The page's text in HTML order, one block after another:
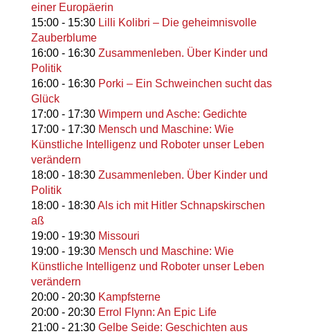
einer Europäerin
15:00- 15:30 Lilli Kolibri – Die geheimnisvolle
Zauberblume
16:00- 16:30 Zusammenleben. Über Kinder und
Politik
16:00- 16:30 Porki – Ein Schweinchen sucht das
Glück
17:00- 17:30 Wimpern und Asche: Gedichte
17:00- 17:30 Mensch und Maschine: Wie
Künstliche Intelligenz und Roboter unser Leben
verändern
18:00- 18:30 Zusammenleben. Über Kinder und
Politik
18:00- 18:30Als ich mit Hitler Schnapskirschen
aß
19:00- 19:30 Missouri
19:00- 19:30 Mensch und Maschine: Wie
Künstliche Intelligenz und Roboter unser Leben
verändern
20:00- 20:30 Kampfsterne
20:00- 20:30 Errol Flynn: An Epic Life
21:00- 21:30 Gelbe Seide: Geschichten aus